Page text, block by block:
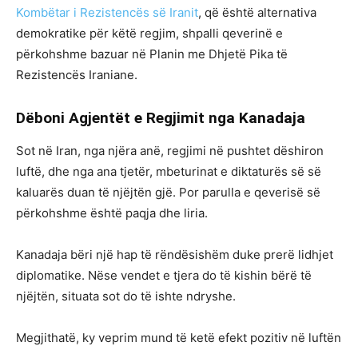
Kombëtar i Rezistencës së Iranit, që është alternativa
demokratike për këtë regjim, shpalli qeverinë e
përkohshme bazuar në Planin me Dhjetë Pika të
Rezistencës Iraniane.
Dëboni Agjentët e Regjimit nga Kanadaja
Sot në Iran, nga njëra anë, regjimi në pushtet dëshiron
luftë, dhe nga ana tjetër, mbeturinat e diktaturës së së
kaluarës duan të njëjtën gjë. Por parulla e qeverisë së
përkohshme është paqja dhe liria.
Kanadaja bëri një hap të rëndësishëm duke prerë lidhjet
diplomatike. Nëse vendet e tjera do të kishin bërë të
njëjtën, situata sot do të ishte ndryshe.
Megjithatë, ky veprim mund të ketë efekt pozitiv në luftën